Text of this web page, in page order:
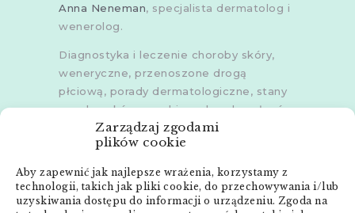
Zarządzaj zgodami
plików cookie
Aby zapewnić jak najlepsze wrażenia, korzystamy z
technologii, takich jak pliki cookie, do przechowywania i/lub
uzyskiwania dostępu do informacji o urządzeniu. Zgoda na
Anna Neneman, specjalista dermatolog i
wenerolog.
Diagnostyka i leczenie choroby skóry,
weneryczne, przenoszone drogą
płciową, porady dermatologiczne, stany
zapalne skóry, grzybice, choroby włosów,
dermoskopia, trichoskopia, u dorosłych i
Gabinety wPoznaniu,Poznaniu -
Złotowska,Skórzewie,Środzie